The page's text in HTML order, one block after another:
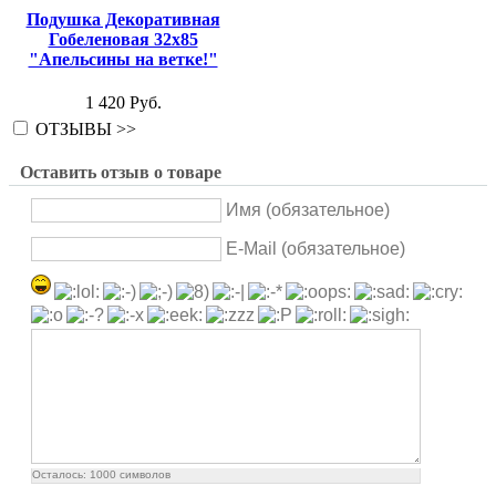
Подушка Декоративная
Гобеленовая 32х85
"Апельсины на ветке!"
1 420 Руб.
ОТЗЫВЫ >>
Оставить отзыв о товаре
Имя (обязательное)
E-Mail (обязательное)
Осталось: 1000 символов